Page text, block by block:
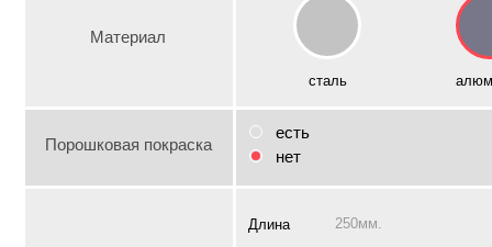
Материал
сталь
Порошковая покраска
есть
нет
Длина 250мм.